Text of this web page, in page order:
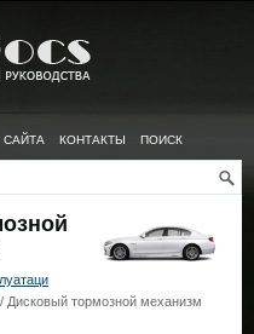
САЙТА КОНТАКТЫ ПОИСК
/ Дисковый тормозной механизм